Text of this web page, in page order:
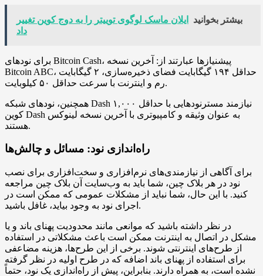
بیشتر بخوانید
ایلان ماسک لوگوی توییتر را به دوج کوین تغییر
داد
برای نودهای Bitcoin Cash، پیشنیازها عبارتند از: آخرین نسخه
Bitcoin ABC، حداقل ۱۹۴ گیگابایت فضای ذخیره‌سازی، ۲ گیگابایت
رم و اینترنت با سرعت حداقل ۵۰ کیلوبایت.
همچنین، نودهای شبکه Dash نیازمند مسترنودهایی با حداقل ۱,۰۰۰
کوین Dash به عنوان وثیقه و کامپیوتری با آخرین نسخه لینوکس
هستند.
راه‌اندازی نود: مسائل و چالش‌ها
برای آگاهی از نیازمندی‌های نرم‌افزاری و سخت‌افزاری برای نصب
نود در هر بلاک چین، شما باید به وب‌سایت آن بلاک چین مراجعه
کنید. با این حال، شما نباید از مشکلات عمومی که ممکن است در
اجرای نود به وجود بیاید، غافل باشید.
در نظر داشته باشید که موانعی مانند محدودیت پهنای باند و یا
مشکل در اتصال به اینترنت ممکن است باعث مشکلاتی در استفاده
از طرح‌های اینترنتی شوند. برخی از این طرح‌ها، هزینه مضاعفی
برای استفاده از پهنای باند اضافه که در طرح اولیه در نظر گرفته
نشده است، به همراه دارند. بنابراین، پیش از راه‌اندازی یک نود، حتماً